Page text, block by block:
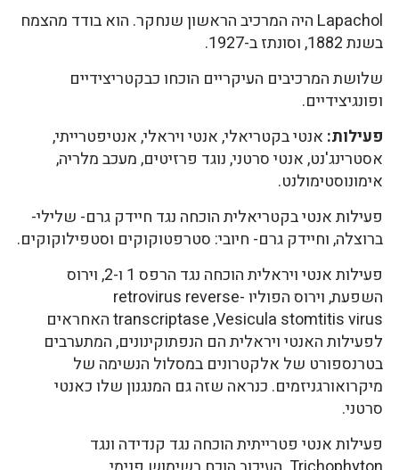
Lapachol היה המרכיב הראשון שנחקר. הוא בודד מהצמח
בשנת 1882, וסונתז ב-1927.
שלושת המרכיבים העיקריים הוכחו כבקטריצידיים
ופונגיצידיים.
פעילות: אנטי בקטריאלי, אנטי ויראלי, אנטיפטרייתי,
אסטרינג'נט, אנטי סרטני, נוגד פרזיטים, מעכב מלריה,
אימונוסטימולנט.
פעילות אנטי בקטריאלית הוכחה נגד חיידק גרם- שלילי-
ברוצלה, וחיידק גרם- חיובי: סטרפטוקוקים וסטפילוקוקים.
פעילות אנטי ויראלית הוכחה נגד הרפס 1 ו-2, וירוס
השפעת, וירוס הפוליו retrovirus reverse-
transcriptase ,Vesicula stomtitis virus האחראים
לפעילות האנטי ויראלית הם הנפתוקינונים, המתערבים
בטרנספורט של אלקטרונים במסלול הנשימה של
מיקרואורגניזמים. כנראה שזה גם המנגנון שלו כאנטי
סרטני.
פעילות אנטי פטרייתית הוכחה נגד קנדידה ונגד